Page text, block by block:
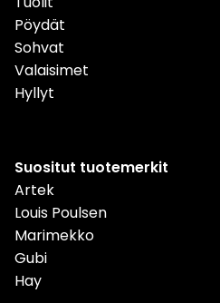
Pöydät
Sohvat
Valaisimet
Hyllyt
Suositut tuotemerkit
Artek
Louis Poulsen
Marimekko
Gubi
Hay